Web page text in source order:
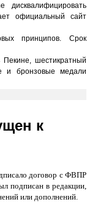
дисквалифицировать
официальный сайт
принципов. Срок
шестикратный
и бронзовые медали
к
договор с ФВПР
подписан в редакции,
или дополнений.